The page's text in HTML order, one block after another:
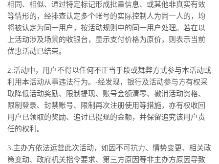
相同、相似、通过特定标记形成批量信息、或其他非真实有效
等情形的，经排查认定多个帐号的实际控制人为同一人的，均
将被认定为同一用户，按活动规则中的同一用户处理。若在以
上活动涉及场景的收银台，显示支付价格为原价，则表示当前
优惠活动已结束。
2.活动中，用户不得以任何不正当手段或舞弊方式参与本活动或
利用本活动从事违法行为。-经发现，银行及活动参与方有权采
取降低活动奖励、限制提现、账号金额清零、撤消活动资格、
限制登录、封禁账号、限制再次注册使用等措施，亦有权收回
用户已领取的奖励、追讨已提现的金额，并保留追究该用户责
任的权利。
3.主办方依法运营此次活动，如因不可抗力、情势变更、相关政
策变动、政府机关指令要求、第三方原因等非主办方原因导致